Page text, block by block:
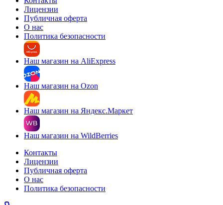
Лицензии
Публичная оферта
О нас
Политика безопасности
Наш магазин на AliExpress
Наш магазин на Ozon
Наш магазин на Яндекс.Маркет
Наш магазин на WildBerries
Контакты
Лицензии
Публичная оферта
О нас
Политика безопасности